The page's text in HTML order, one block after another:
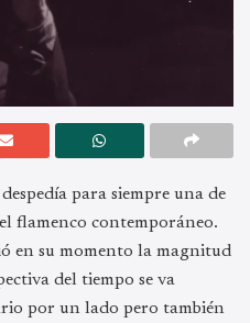
para siempre una de
flamenco contemporáneo.
en su momento la magnitud
del tiempo se va
por un lado pero también